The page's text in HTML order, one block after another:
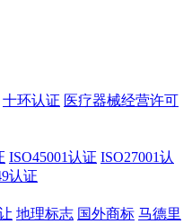
十环认证 医疗器械经营许可
ISO45001认证 ISO27001认
认证
地理标志 国外商标 马德里